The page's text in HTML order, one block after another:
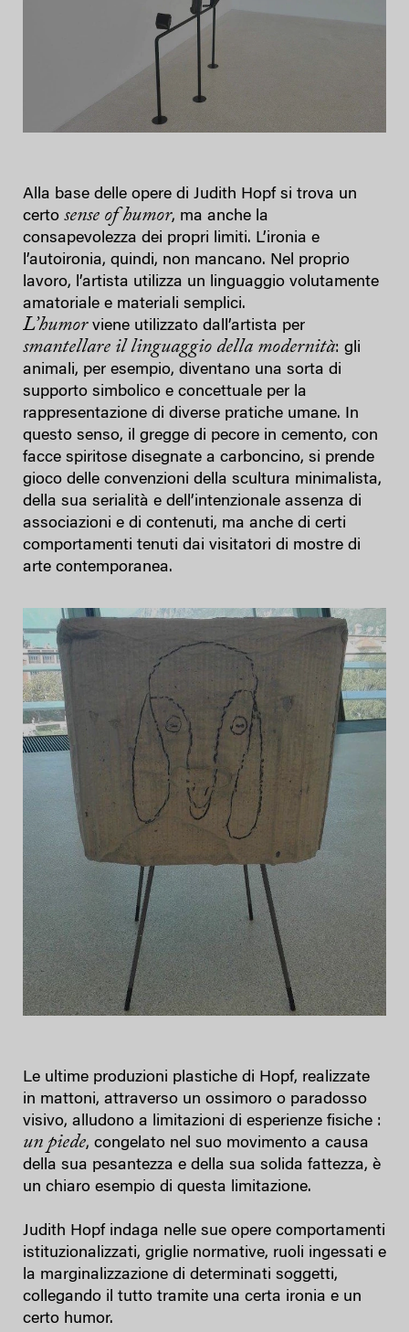
Alla base delle opere di Judith Hopf si trova un
certo sense of humor, ma anche la
consapevolezza dei propri limiti. L’ironia e
l’autoironia, quindi, non mancano. Nel proprio
lavoro, l’artista utilizza un linguaggio volutamente
amatoriale e materiali semplici.
L’humor viene utilizzato dall’artista per
smantellare il linguaggio della modernità: gli
animali, per esempio, diventano una sorta di
supporto simbolico e concettuale per la
rappresentazione di diverse pratiche umane. In
questo senso, il gregge di pecore in cemento, con
facce spiritose disegnate a carboncino, si prende
gioco delle convenzioni della scultura minimalista,
della sua serialità e dell’intenzionale assenza di
associazioni e di contenuti, ma anche di certi
comportamenti tenuti dai visitatori di mostre di
arte contemporanea.
Le ultime produzioni plastiche di Hopf, realizzate
in mattoni, attraverso un ossimoro o paradosso
visivo, alludono a limitazioni di esperienze fisiche :
un piede, congelato nel suo movimento a causa
della sua pesantezza e della sua solida fattezza, è
un chiaro esempio di questa limitazione.
Judith Hopf indaga nelle sue opere comportamenti
istituzionalizzati, griglie normative, ruoli ingessati e
la marginalizzazione di determinati soggetti,
collegando il tutto tramite una certa ironia e un
certo humor.